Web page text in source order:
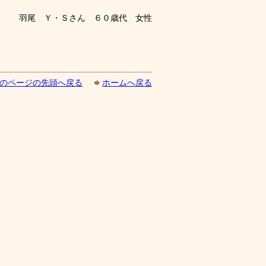
羽尾 Ｙ・Ｓさん ６０歳代 女性
ページの先頭へ戻る ホームへ戻る